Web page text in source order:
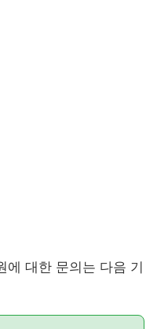
에 대한 문의는 다음 기